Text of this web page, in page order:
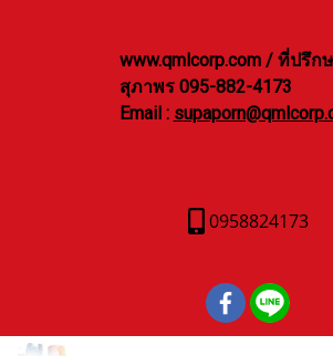
www.qmlcorp.com / ที่ปรึก
สุภาพร 095-882-4173
Email :
0958824173